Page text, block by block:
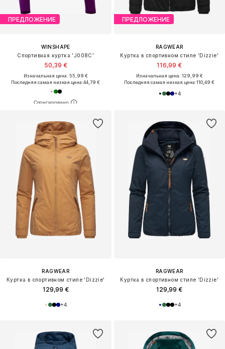
ПРЕДЛОЖЕНИЕ
WINSHAPE
Спортивная куртка 'J008C'
50,39 €
Изначальная цена: 55,99 €
Последняя самая низкая цена:44,79 €
ПРЕДЛОЖЕНИЕ
RAGWEAR
Куртка в спортивном стиле 'Dizzie'
116,99 €
Изначальная цена: 129,99 €
Последняя самая низкая цена:110,49 €
+4
RAGWEAR
Куртка в спортивном стиле 'Dizzie'
129,99 €
+4
RAGWEAR
Куртка в спортивном стиле 'Dizzie'
129,99 €
+4